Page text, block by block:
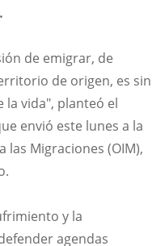
de emigrar, de
de origen, es sin
la vida", planteó el
envió este lunes a la
las Migraciones (OIM),
y la
agendas